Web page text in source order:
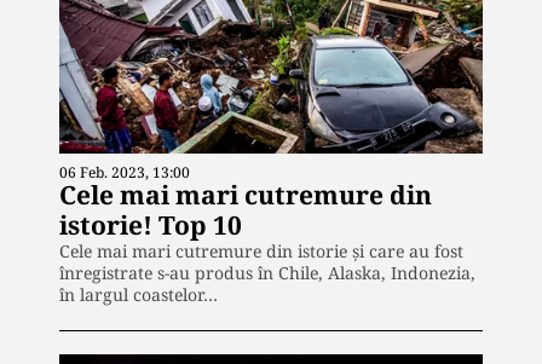
06 Feb. 2023, 13:00
Cele mai mari cutremure din
istorie! Top 10
Cele mai mari cutremure din istorie și care au fost
înregistrate s-au produs în Chile, Alaska, Indonezia,
în largul coastelor…